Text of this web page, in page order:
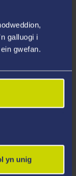
galluogi i
gwefan.
yn unig